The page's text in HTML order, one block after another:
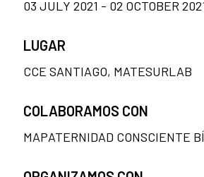
03 JULY 2021 - 02 OCTOBER
LUGAR
CCE SANTIAGO, MATESURLAB
COLABORAMOS CON
MAPATERNIDAD CONSCIENTE